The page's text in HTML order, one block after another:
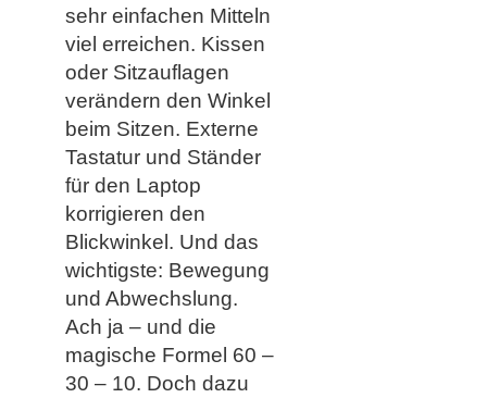
sehr einfachen Mitteln
viel erreichen. Kissen
oder Sitzauflagen
verändern den Winkel
beim Sitzen. Externe
Tastatur und Ständer
für den Laptop
korrigieren den
Blickwinkel. Und das
wichtigste: Bewegung
und Abwechslung.
Ach ja – und die
magische Formel 60 –
30 – 10. Doch dazu